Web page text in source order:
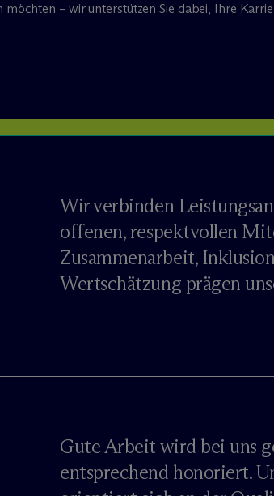
– wir unterstützen Sie dabei, Ihre
Wir verbinden
offenen, respektvollen
Zusammenarbeit,
Wertschätzung prägen
Gute Arbeit wird bei uns
entsprechend honoriert.